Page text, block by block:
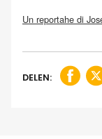
Un reportahe di
DELEN: